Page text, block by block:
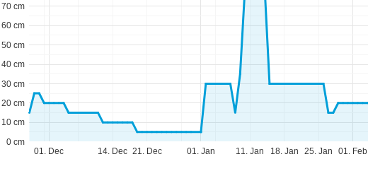
Öffnungszeiten
Fr:
09:00-15:00 Uhr
Zur Kontaktseite
Beratung
01. Dec 01. Jan 01. Feb
14. Dec 21. Dec 11. Jan 18. Jan 25. Jan
0 cm
10 cm
20 cm
30 cm
40 cm
50 cm
60 cm
70 cm